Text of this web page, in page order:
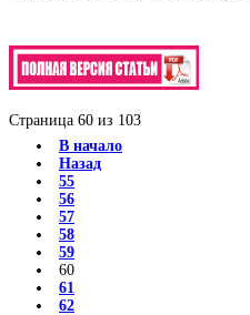
Страница 60 из 103
В начало
Назад
55
56
57
58
59
60
61
62